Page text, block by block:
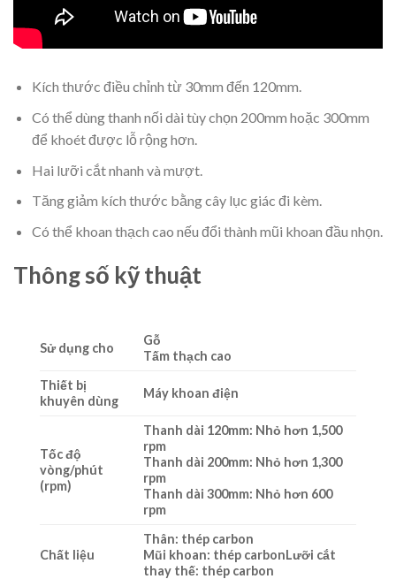
Kích thước điều chỉnh từ 30mm đến 120mm.
Có thể dùng thanh nối dài tùy chọn 200mm hoặc 300mm
để khoét được lỗ rộng hơn.
Hai lưỡi cắt nhanh và mượt.
Tăng giảm kích thước bằng cây lục giác đi kèm.
Có thể khoan thạch cao nếu đổi thành mũi khoan đầu nhọn.
Thông số kỹ thuật
Sử dụng cho
Gỗ
Tấm thạch cao
Thiết bị
khuyên dùng
Máy khoan điện
Tốc độ
vòng/phút
(rpm)
Thanh dài 120mm: Nhỏ hơn 1,500
rpm
Thanh dài 200mm: Nhỏ hơn 1,300
rpm
Thanh dài 300mm: Nhỏ hơn 600
rpm
Chất liệu
Thân: thép carbon
Mũi khoan: thép carbonLưỡi cắt
thay thế: thép carbon